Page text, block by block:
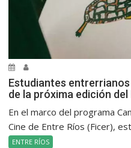
Estudiantes
de la próxima edición del
En el marco del programa
Cine de Entre Ríos (Ficer),
ENTRE RÍOS